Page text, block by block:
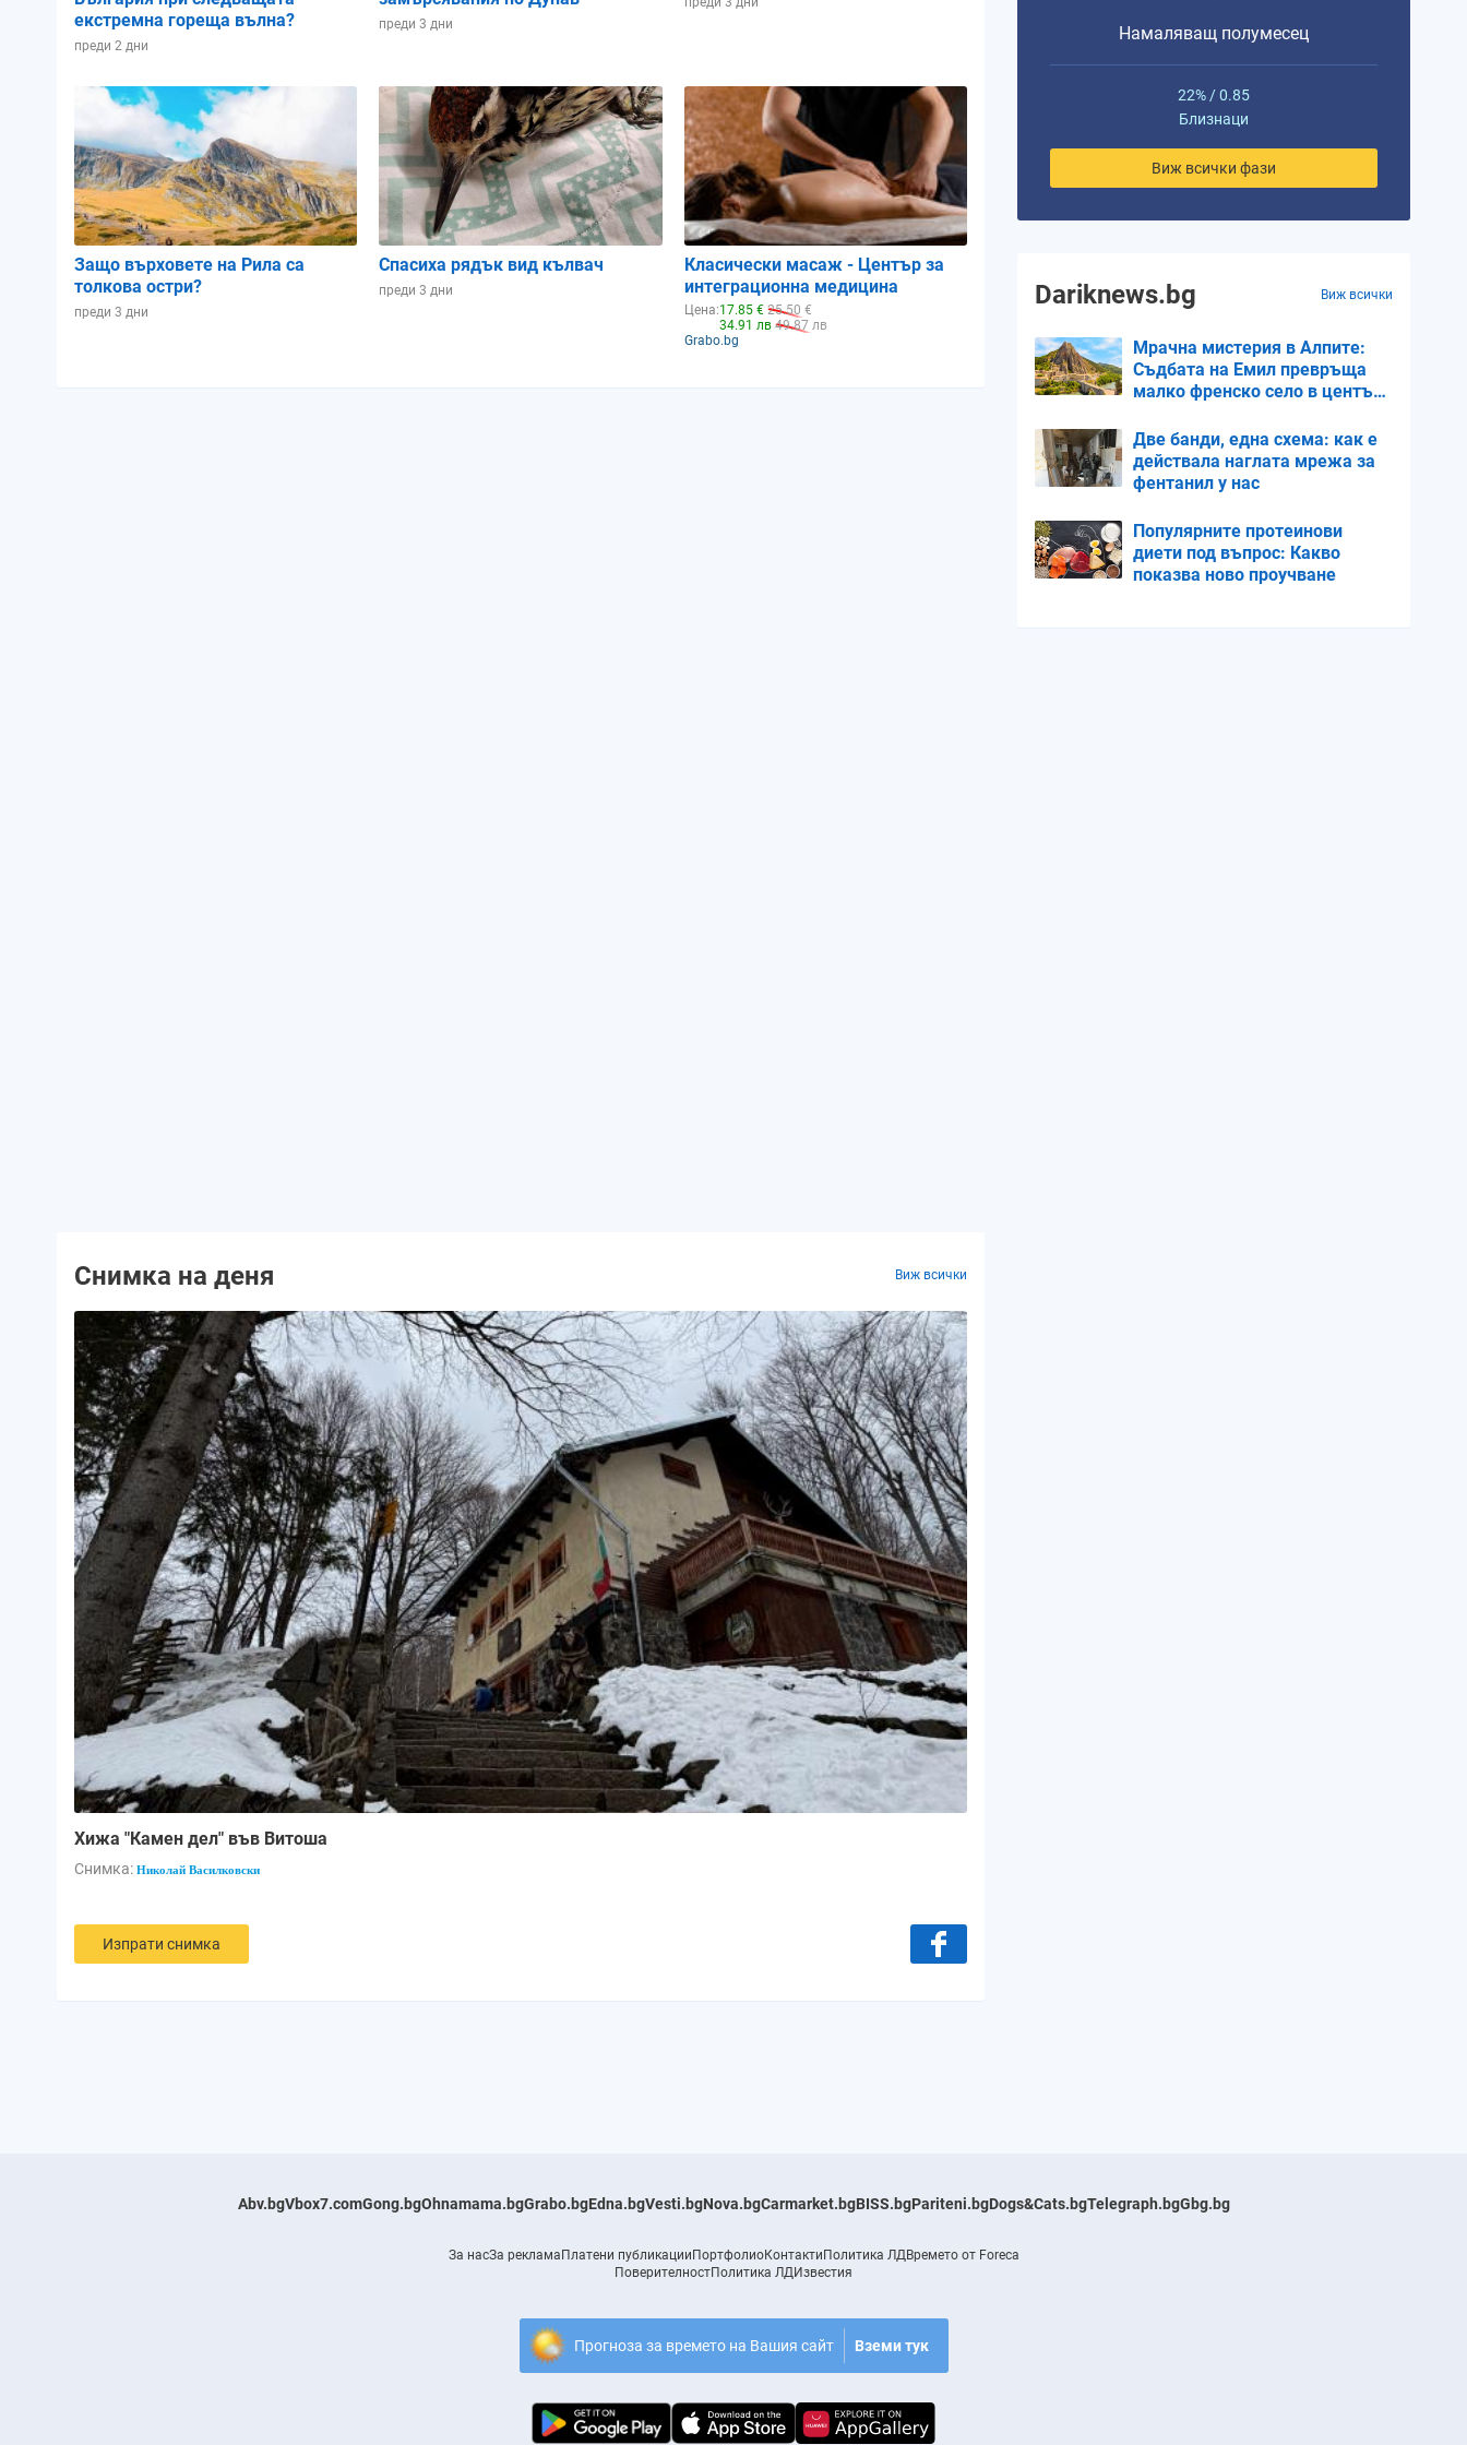
екстремна гореща вълна?
преди 2 дни
преди 3 дни
Защо върховете на Рила са
толкова остри?
преди 3 дни
Спасиха рядък вид кълвач
преди 3 дни
Класически масаж - Център за
интеграционна медицина
Цена:17.85 € 25.50 €
34.91 лв 49.87 лв
Grabo.bg
Снимка на деня Виж всички
Хижа "Камен дел" във Витоша
Снимка: Николай Василковски
Изпрати снимка
Намаляващ полумесец
22% / 0.85
Близнаци
Виж всички фази
Dariknews.bg Виж всички
Мрачна мистерия в Алпите:
Съдбата на Емил превръща
малко френско село в център
Две банди, една схема: как е
действала наглата мрежа за
фентанил у нас
Популярните протеинови
диети под въпрос: Какво
показва ново проучване
Abv.bgVbox7.comGong.bgOhnamama.bgGrabo.bgEdna.bgVesti.bgNova.bgCarmarket.bgBISS.bgPariteni.bgDogs&Cats.bgTelegraph.bgGbg.bg
За насЗа рекламаПлатени публикацииПортфолиоКонтактиПолитика ЛДВремето от Foreca
ПоверителностПолитика ЛДИзвестия
Прогноза за времето на Вашия сайт Вземи тук